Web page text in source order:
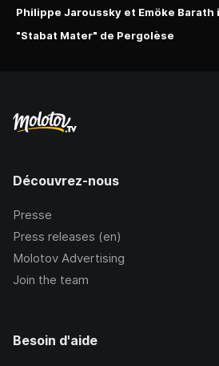
Philippe Jaroussky et Emöke
"Stabat Mater" de Pergolèse
Découvrez-nous
Presse
Press releases (en)
Molotov Advertising
Join the team
Besoin d'aide